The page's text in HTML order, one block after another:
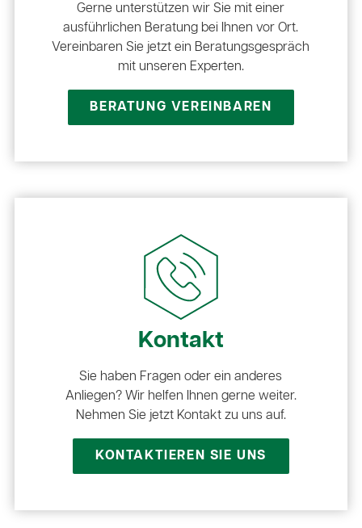
Gerne unterstützen wir Sie mit einer
ausführlichen Beratung bei Ihnen vor Ort.
Vereinbaren Sie jetzt ein Beratungsgespräch
mit unseren Experten.
BERATUNG VEREINBAREN
Kontakt
Sie haben Fragen oder ein anderes
Anliegen? Wir helfen Ihnen gerne weiter.
Nehmen Sie jetzt Kontakt zu uns auf.
KONTAKTIEREN SIE UNS